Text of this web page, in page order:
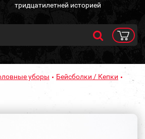
тридцатилетней историей
уборы
Бейсболки / Кепки